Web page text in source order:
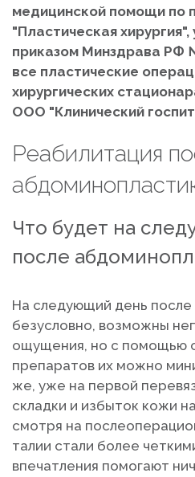
медицинской помощи по
"Пластическая
приказом Минздрава РФ
все пластические
хирургических
ООО "Клинический
Реабилитация
Что будет на
после
На следующий день после
безусловно, возможны
ощущения, но с помощью
препаратов их можно
же, уже на первой
складки и избыток кожи
смотря на
талии стали более
впечатления помогают